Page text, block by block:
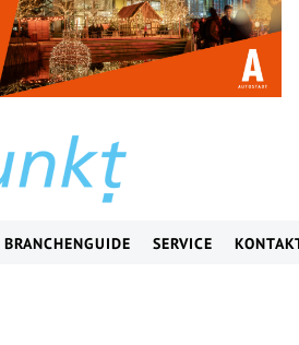
BRANCHENGUIDE SERVICE